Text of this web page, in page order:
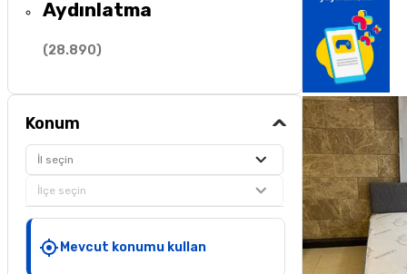
Aydınlatma
(28.890)
Konum
İl seçin
İlçe seçin
Mevcut konumu kullan